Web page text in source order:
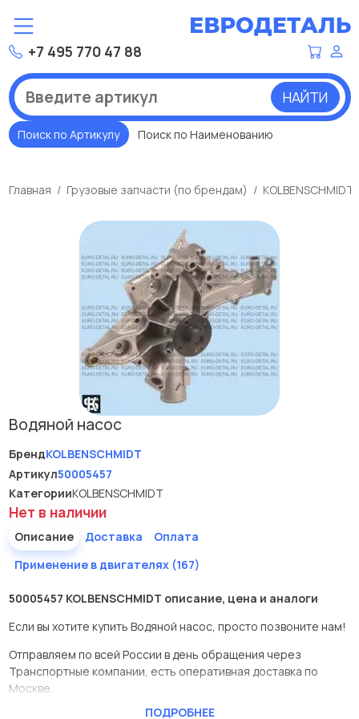
+7 495 770 47 88
НАЙТИ
Поиск по Артикулу Поиск по Наименованию
Главная Грузовые запчасти (по брендам) KOLBENSCHMIDT
Водяной насос
БрендKOLBENSCHMIDT
Артикул50005457
КатегорииKOLBENSCHMIDT
Нет в наличии
Описание Доставка
Оплата
Применение в двигателях (167)
50005457 KOLBENSCHMIDT описание, цена и аналоги
Если вы хотите купить Водяной насос, просто позвоните нам!
Отправляем по всей России в день обращения через
Транспортные компании, есть оперативная доставка по
Москве.
ПОДРОБНЕЕ